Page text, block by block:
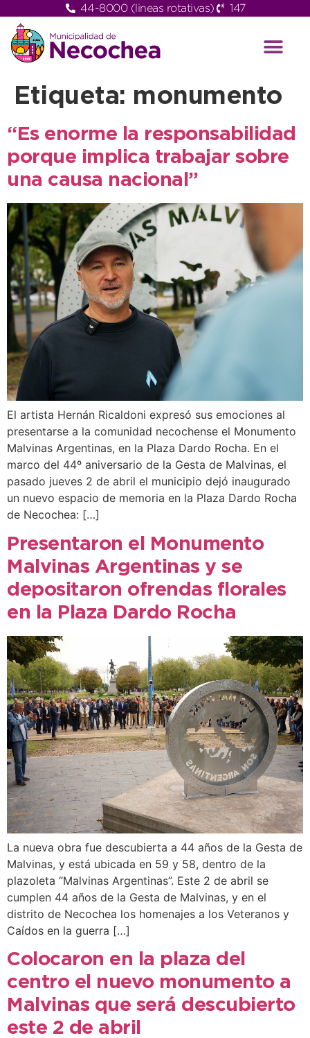
44-8000 (lineas rotativas) 147
Etiqueta: monumento
“Es enorme la responsabilidad
porque implica trabajar sobre
una causa nacional”
El artista Hernán Ricaldoni expresó sus emociones al
presentarse a la comunidad necochense el Monumento
Malvinas Argentinas, en la Plaza Dardo Rocha. En el
marco del 44º aniversario de la Gesta de Malvinas, el
pasado jueves 2 de abril el municipio dejó inaugurado
un nuevo espacio de memoria en la Plaza Dardo Rocha
de Necochea: […]
Presentaron el Monumento
Malvinas Argentinas y se
depositaron ofrendas florales
en la Plaza Dardo Rocha
La nueva obra fue descubierta a 44 años de la Gesta de
Malvinas, y está ubicada en 59 y 58, dentro de la
plazoleta “Malvinas Argentinas”. Este 2 de abril se
cumplen 44 años de la Gesta de Malvinas, y en el
distrito de Necochea los homenajes a los Veteranos y
Caídos en la guerra […]
Colocaron en la plaza del
centro el nuevo monumento a
Malvinas que será descubierto
este 2 de abril